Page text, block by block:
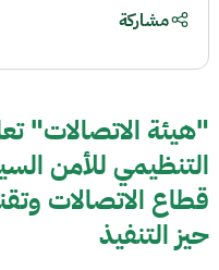
"هيئة الاتصالات"
التنظيمي للأمن
قطاع الاتصالات
حيز التنفيذ
مشاركة